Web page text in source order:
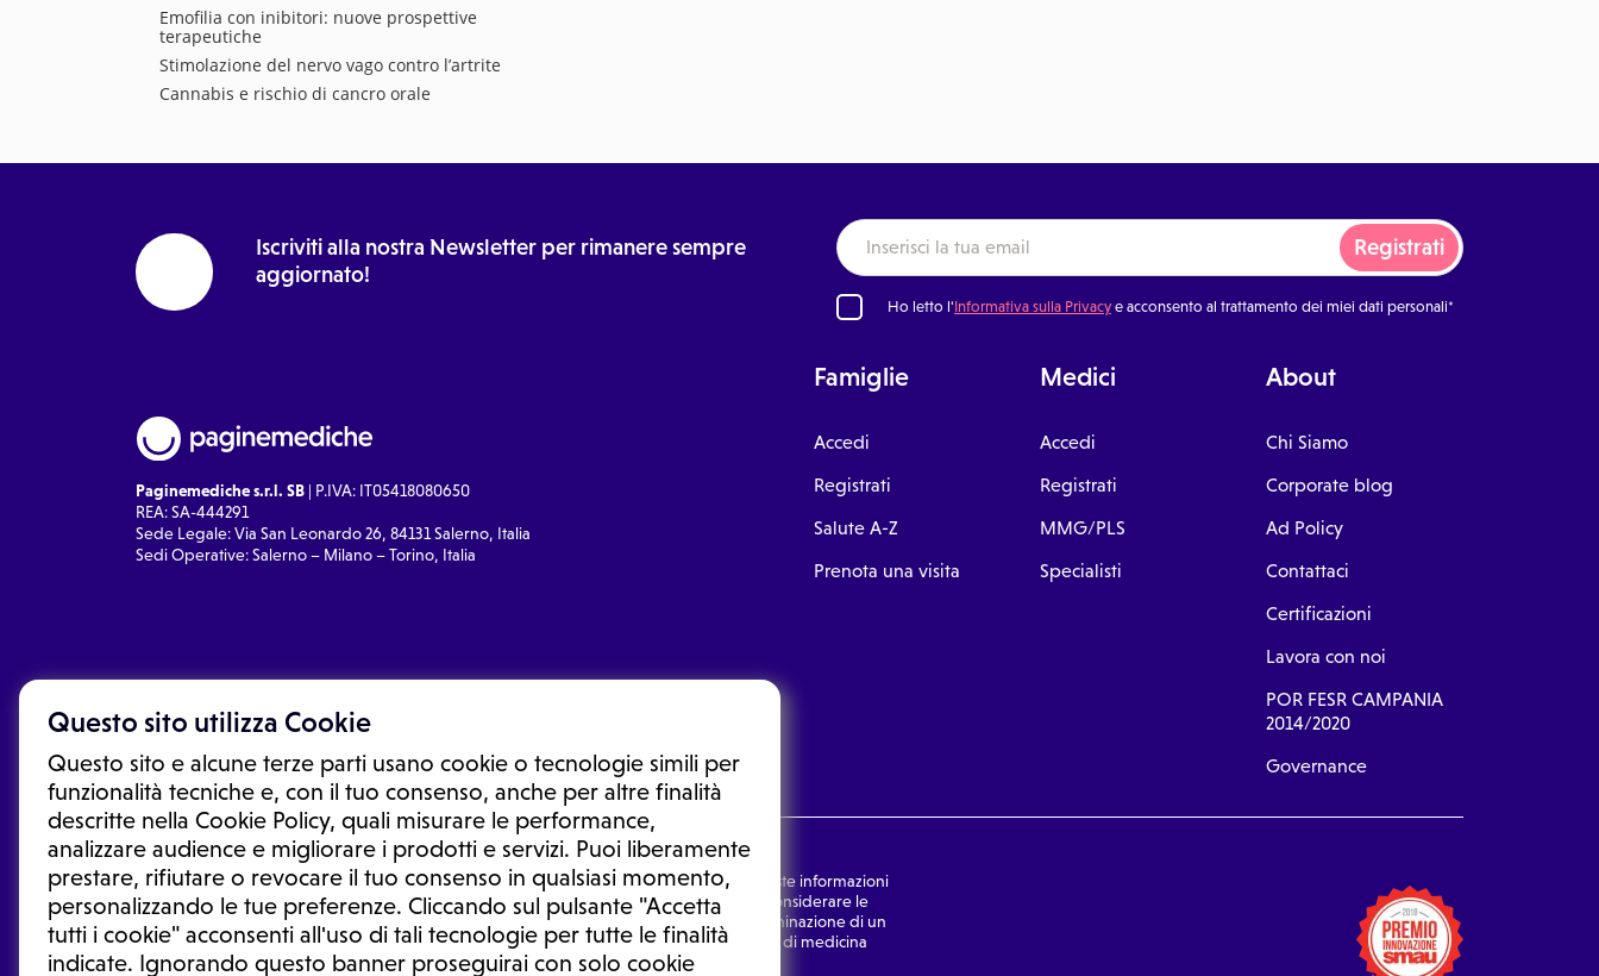
Questo sito utilizza Cookie
Questo sito e alcune terze parti usano cookie o tecnologie simili per
funzionalità tecniche e, con il tuo consenso, anche per altre finalità
descritte nella Cookie Policy, quali misurare le performance,
analizzare audience e migliorare i prodotti e servizi. Puoi liberamente
prestare, rifiutare o revocare il tuo consenso in qualsiasi momento,
personalizzando le tue preferenze. Cliccando sul pulsante "Accetta
tutti i cookie" acconsenti all'uso di tali tecnologie per tutte le finalità
indicate. Ignorando questo banner proseguirai con solo cookie
Emofilia con inibitori: nuove prospettive
terapeutiche
Stimolazione del nervo vago contro l’artrite
Cannabis e rischio di cancro orale
Iscriviti alla nostra Newsletter per rimanere sempre
aggiornato!
Registrati
Ho letto l'Informativa sulla Privacye acconsento al trattamento dei miei dati personali*
Paginemediche s.r.l. SB | P.IVA: IT05418080650
REA: SA-444291
Sede Legale: Via San Leonardo 26, 84131 Salerno, Italia
Sedi Operative: Salerno – Milano – Torino, Italia
Famiglie
Accedi
Registrati
Salute A-Z
Prenota una visita
Medici
Accedi
Registrati
MMG/PLS
Specialisti
About
Chi Siamo
Corporate blog
Ad Policy
Contattaci
Certificazioni
Lavora con noi
POR FESR CAMPANIA
2014/2020
Governance
Le informazioni proposte in questo sito non sono un consulto medico. In nessun caso, queste informazioni
sostituiscono un consulto, una visita o una diagnosi formulata dal medico. Non si devono considerare le
informazioni disponibili come suggerimenti per la formulazione di una diagnosi, la determinazione di un
trattamento o l'assunzione o sospensione di un farmaco senza prima consultare un medico di medicina
generale o uno specialista.